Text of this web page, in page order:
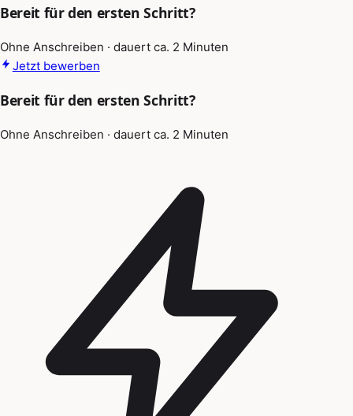
Bereit für den ersten Schritt?
Ohne Anschreiben · dauert ca. 2 Minuten
Jetzt bewerben
Bereit für den ersten Schritt?
Ohne Anschreiben · dauert ca. 2 Minuten